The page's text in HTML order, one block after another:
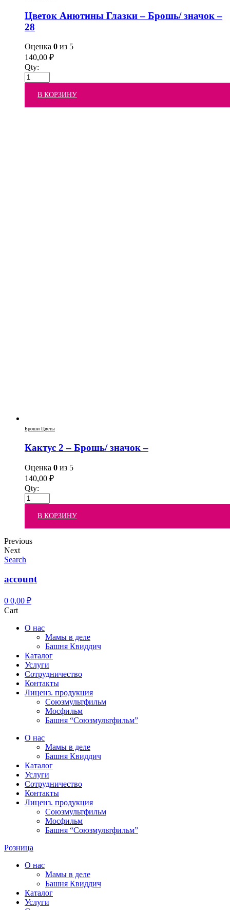
Цветок Анютины Глазки – Брошь/ значок –
28
Оценка 0 из 5
140,00 ₽
Qty:
В КОРЗИНУ
Броши Цветы
Кактус 2 – Брошь/ значок –
Оценка 0 из 5
140,00 ₽
Qty:
В КОРЗИНУ
Previous
Next
Search
account
0 0,00 ₽
Cart
О нас
Мамы в деле
Башня Квиддич
Каталог
Услуги
Сотрудничество
Контакты
Лиценз. продукция
Союзмультфильм
Мосфильм
Башня “Союзмультфильм”
О нас
Мамы в деле
Башня Квиддич
Каталог
Услуги
Сотрудничество
Контакты
Лиценз. продукция
Союзмультфильм
Мосфильм
Башня “Союзмультфильм”
Розница
О нас
Мамы в деле
Башня Квиддич
Каталог
Услуги